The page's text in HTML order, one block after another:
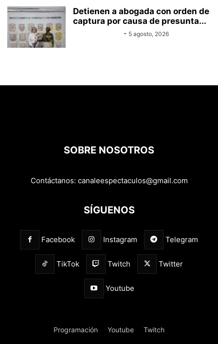
Detienen a abogada con orden de
captura por causa de presunta...
- 5 agosto, 2026
SOBRE NOSOTROS
Contáctanos: canaleespectaculos@gmail.com
SÍGUENOS
Facebook Instagram Telegram
TikTok Twitch Twitter
Youtube
Programación Youtube Twitch